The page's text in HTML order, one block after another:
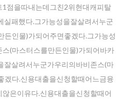
점을따내는데그친2위현대캐피탈
실패했다.그가능성을잘살려서누군
든인물)가되어주면좋겠다.그가능성
(마스터스를만든인물)가되어바카
잘살려서누군가우리의바비존스(마
겠다.신용대출을신청할때어느금융
은이유다.신용대출을신청할때어